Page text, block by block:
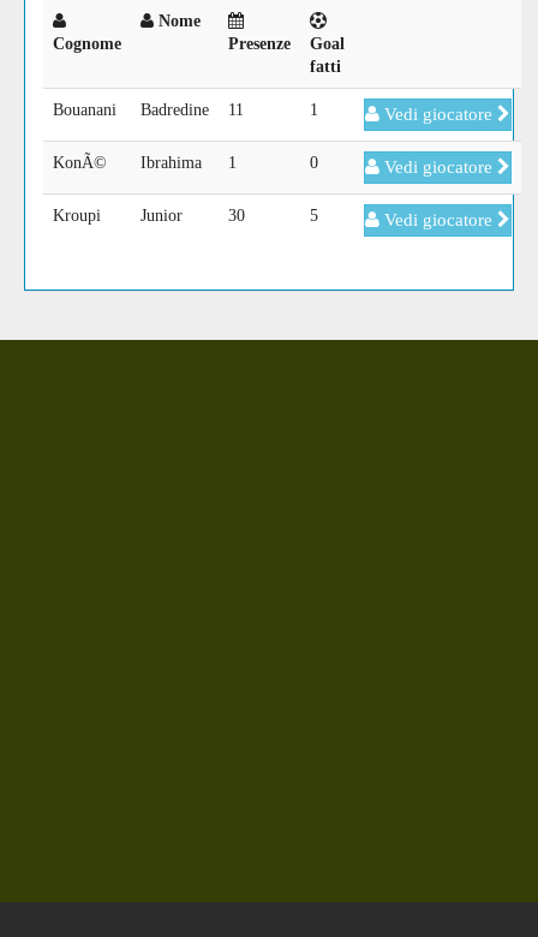
Cognome
Nome
Presenze
Goal
fatti
Bouanani Badredine 11 1 Vedi giocatore
KonÃ© Ibrahima 1 0 Vedi giocatore
Kroupi Junior 30 5 Vedi giocatore